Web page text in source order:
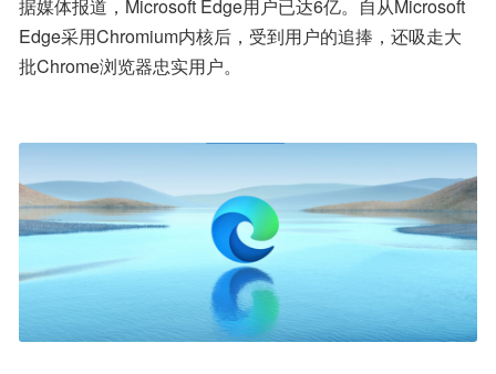
据媒体报道，Microsoft Edge用户已达6亿。自从Microsoft
Edge采用Chromium内核后，受到用户的追捧，还吸走大
批Chrome浏览器忠实用户。